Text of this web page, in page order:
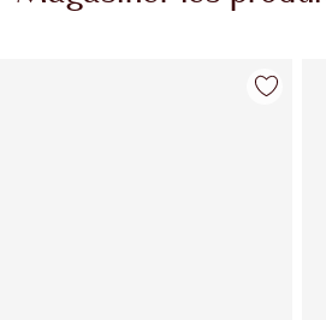
Article 2 sur 86